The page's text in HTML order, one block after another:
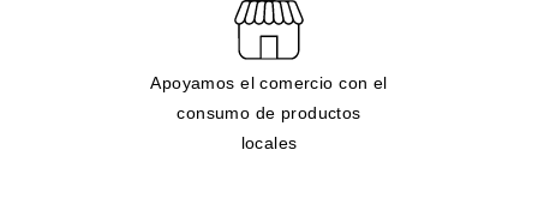
Apoyamos el comercio con el
consumo de productos
locales